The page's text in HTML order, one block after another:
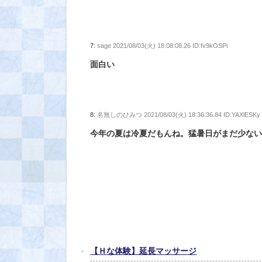
7:sage 2021/08/03(火) 18:08:08.26 ID:fv9kOSPi
面白い
8:名無しのひみつ 2021/08/03(火) 18:36:36.84 ID:YAXlESKy
今年の夏は冷夏だもんね。猛暑日がまだ少ない
【Ｈな体験】延長マッサージ